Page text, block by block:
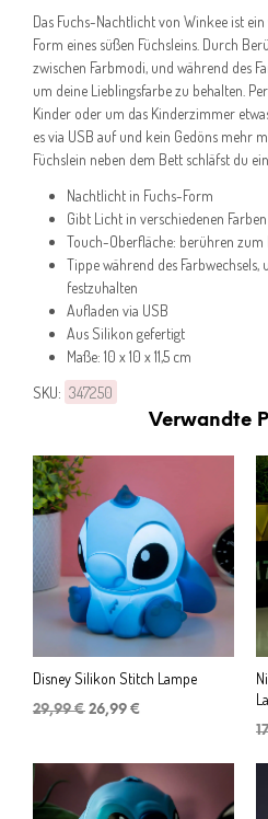
Das Fuchs-Nachtlicht von Winkee ist
Form eines süßen Füchsleins. Durch
zwischen Farbmodi, und während des
um deine Lieblingsfarbe zu behalten.
Kinder oder um das Kinderzimmer
es via USB auf und kein Gedöns mehr
Füchslein neben dem Bett schläfst du
Nachtlicht in Fuchs-Form
Gibt Licht in verschiedenen Farben
Touch-Oberfläche: berühren zum
Tippe während des Farbwechsels,
festzuhalten
Aufladen via USB
Aus Silikon gefertigt
Maße: 10 x 10 x 11,5 cm
SKU: 347250
Verwandte
Disney Silikon Stitch Lampe
29,99€ Ursprünglicher
29,99 €
26,99 €
26,99 €.